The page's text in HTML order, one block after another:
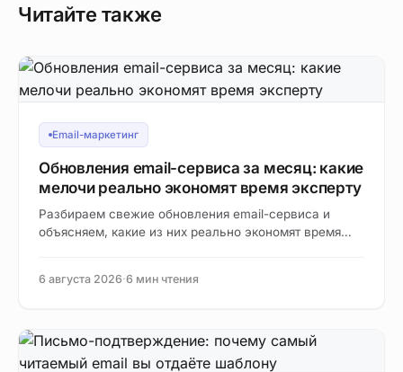
Читайте также
Email-маркетинг
Обновления email-сервиса за месяц: какие
мелочи реально экономят время эксперту
Разбираем свежие обновления email-сервиса и
объясняем, какие из них реально экономят время
6 августа 2026·6 мин чтения